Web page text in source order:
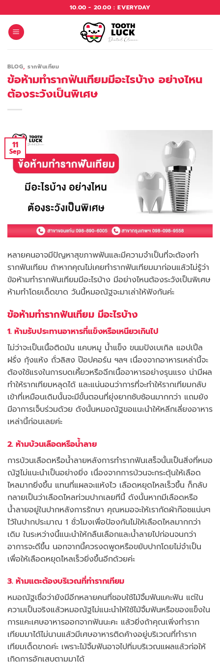
to
content
10.00 - 20.00 : EVERYDAY
BLOG,รากฟันเทียม
ข้อห้ามทำรากฟันเทียมมีอะไรบ้าง อย่างไหน
ต้องระวังเป็นพิเศษ
11
Sep
หลายคนอาจมีปัญหาสุขภาพฟันและมีความจำเป็นที่จะต้องทำ
รากฟันเทียม ถ้าหากคุณไม่เคยทำรากฟันเทียมมาก่อนแล้วไม่รู้ว่า
ข้อห้ามทำรากฟันเทียมมีอะไรบ้าง มีอย่างไหนต้องระวังเป็นพิเศษ
ห้ามทำโดยเด็ดขาด วันนี้หมอณัฐจะมาเล่าให้ฟังกันค่ะ
ข้อห้ามทำรากฟันเทียม มีอะไรบ้าง
1. ห้ามรับประทานอาหารที่แข็งหรือเหนียวเกินไป
ไม่ว่าจะเป็นเนื้อติดมัน แคบหมู น้ำแข็ง ขนมปังเบเกิล แอปเปิ้ล
ฝรั่ง กุ้งแห้ง ถั่วลิสง ป๊อปคอร์น ฯลฯ เนื่องจากอาหารเหล่านี้จะ
ต้องใช้แรงในการบดเคี้ยวหรือฉีกเนื้ออาหารอย่างรุนแรง น่ามีผล
ทำให้รากเทียมหลุดได้ และแน่นอนว่าการที่จะทำให้รากเทียมกลับ
เข้าที่เหมือนเดิมนั้นจะมีขั้นตอนที่ยุ่งยากซับซ้อนมากกว่า แถมยัง
มีอาการเจ็บร่วมด้วย ดังนั้นหมอณัฐขอแนะนำให้หลีกเลี่ยงอาหาร
เหล่านี้ก่อนเลยค่ะ
2. ห้ามบ้วนเลือดหรือน้ำลาย
การบ้วนเลือดหรือน้ำลายหลังการทำรากฟันเสร็จนั้นเป็นสิ่งที่หมอ
ณัฐไม่แนะนำเป็นอย่างยิ่ง เนื่องจากการบ้วนจะกระตุ้นให้เลือด
ไหลมากยิ่งขึ้น แทนที่แผลจะแห้งไว เลือดหยุดไหลเร็วขึ้น ก็กลับ
กลายเป็นว่าเลือดไหลท่วมปากเลยทีนี้ ดังนั้นหากมีเลือดหรือ
น้ำลายอยู่ในปากหลังการรักษา คุณหมอจะให้เรากัดผ้าก๊อซแน่นๆ
ไว้ในปากประมาณ 1 ชั่วโมงเพื่อป้องกันไม่ให้เลือดไหลมากกว่า
เดิม ในระหว่างนี้แนะนำให้กลืนเลือกและน้ำลายไปก่อนจนกว่า
อาการจะดีขึ้น นอกจากนี้ควรงดพูดหรือขยับปากโดยไม่จำเป็น
เพื่อให้เลือดหยุดไหลเร็วยิ่งขึ้นอีกด้วยค่ะ
3. ห้ามแตะต้องบริเวณที่ทำรากเทียม
หมอณัฐเชื่อว่ายังมีอีกหลายคนที่ชอบใช้ไม้จิ้มฟันแคะฟัน แต่ใน
ความเป็นจริงแล้วหมอณัฐไม่แนะนำให้ใช้ไม้จิ้มฟันหรือของแข็งใน
การแคะเศษอาหารออกจากฟันนะคะ แล้วยิ่งถ้าคุณเพิ่งทำราก
เทียมมาได้ไม่นานแล้วมีเศษอาหารติดค้างอยู่บริเวณที่ทำราก
เทียมเด็ดขาดค่ะ เพราะไม้จิ้มฟันอาจไปทิ่มบริเวณแผลแล้วก่อให้
เกิดการอักเสบตามมาได้